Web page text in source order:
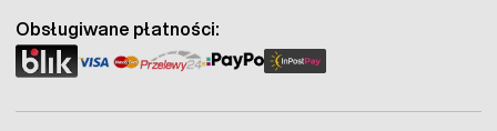
Obsługiwane płatności: